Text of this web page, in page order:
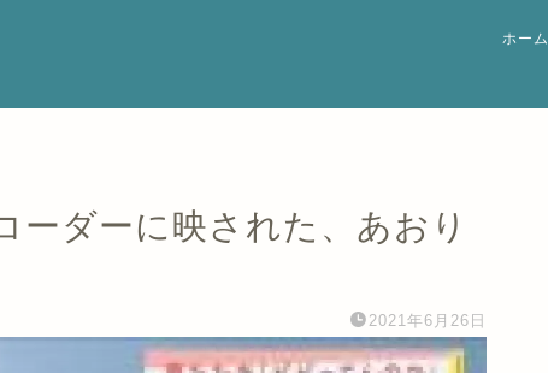
ホーム
ーダーに映された、あおり
2021年6月26日